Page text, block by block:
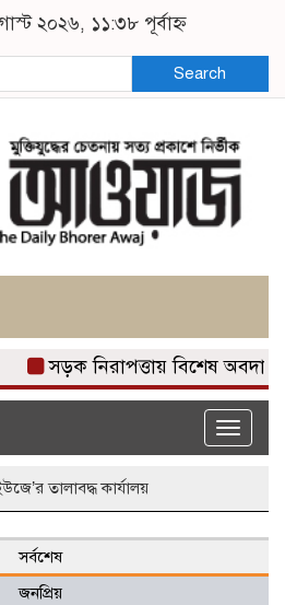
২০২৬, ১১:৩৮ পূর্বাহ্ন
Search
সড়ক নিরাপত্তায় বিশেষ অবদান
Toggle
তালাবদ্ধ কার্যালয়
সর্বশেষ
জনপ্রিয়